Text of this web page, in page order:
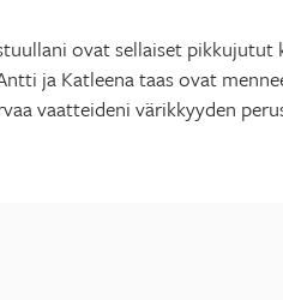
ovat sellaiset pikkujutut
ja Katleena taas ovat
vaatteideni värikkyyden